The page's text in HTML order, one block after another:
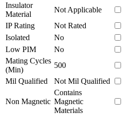
Insulator
Material
Not Applicable
IP Rating
Not Rated
Isolated
No
Low PIM
No
Mating Cycles
(Min)
500
Mil Qualified
Not Mil Qualified
Non Magnetic
Contains
Magnetic
Materials